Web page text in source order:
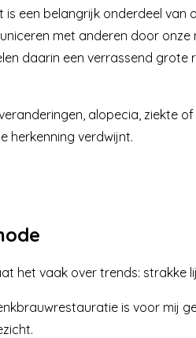
is een belangrijk onderdeel van
met anderen door onze
daarin een verrassend grote
alopecia, ziekte of
herkenning verdwijnt.
het vaak over trends: strakke
is voor mij